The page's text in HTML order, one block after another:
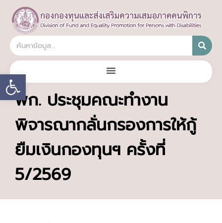
Open toolbar
พก. ประชุมคณะทำงาน
พิจารณากลั่นกรองการให้กู้
ยืมเงินกองทุนฯ ครั้งที่
5/2569